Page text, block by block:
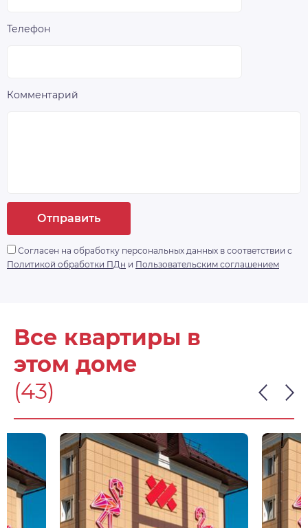
Телефон
Комментарий
Отправить
Согласен на обработку персональных данных в соответствии с
Политикой обработки ПДн и Пользовательским соглашением
Все квартиры в
этом доме
(43)